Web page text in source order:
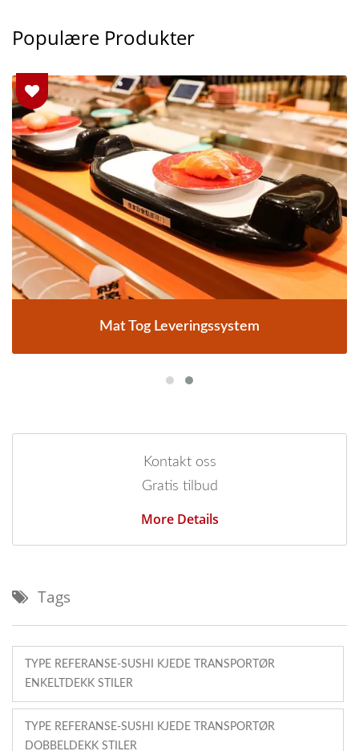
Populære Produkter
Mat Tog Leveringssystem
Kontakt oss
Gratis tilbud
More Details
Tags
TYPE REFERANSE-SUSHI KJEDE TRANSPORTØR
ENKELTDEKK STILER
TYPE REFERANSE-SUSHI KJEDE TRANSPORTØR
DOBBELDEKK STILER